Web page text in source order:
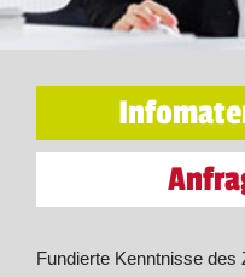
Fundierte Kenntnisse